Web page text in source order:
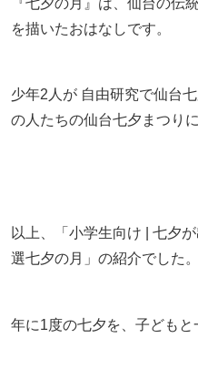
を描いたおはなしです。
少年2人が 自由研究で仙台
の人たちの仙台七夕まつり
以上、「小学生向け | 七夕
選七夕の月」の紹介でした。
年に1度の七夕を、子ども